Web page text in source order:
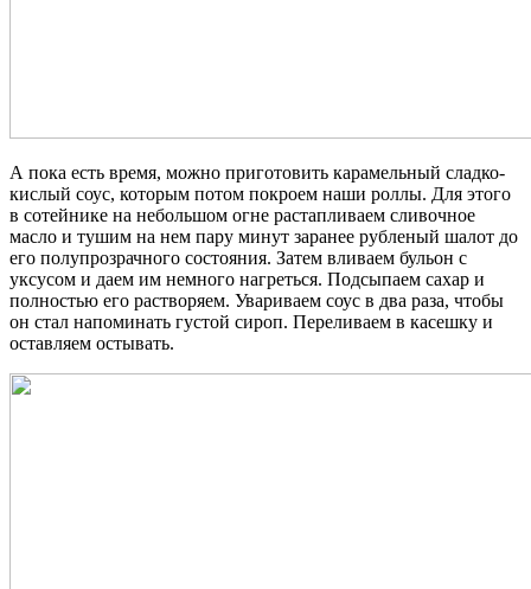
А пока есть время, можно приготовить карамельный сладко-
кислый соус, которым потом покроем наши роллы. Для этого
в сотейнике на небольшом огне растапливаем сливочное
масло и тушим на нем пару минут заранее рубленый шалот до
его полупрозрачного состояния. Затем вливаем бульон с
уксусом и даем им немного нагреться. Подсыпаем сахар и
полностью его растворяем. Увариваем соус в два раза, чтобы
он стал напоминать густой сироп. Переливаем в касешку и
оставляем остывать.